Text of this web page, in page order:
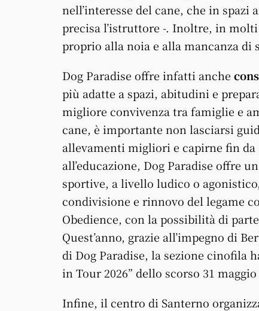
nell’interesse del cane, che in spazi
precisa l’istruttore -. Inoltre, in
proprio alla noia e alla mancanza
Dog Paradise offre infatti anche
più adatte a spazi, abitudini e
migliore convivenza tra famiglie e
cane, è importante non lasciarsi
allevamenti migliori e capirne fin
all’educazione, Dog Paradise offre
sportive, a livello ludico o
condivisione e rinnovo del legame
Obedience, con la possibilità di
Quest’anno, grazie all’impegno di
di Dog Paradise, la sezione cinofila
in Tour 2026” dello scorso 31
Infine, il centro di Santerno